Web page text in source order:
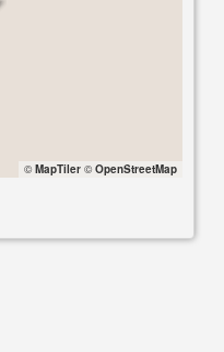
© MapTiler © OpenStreetMap